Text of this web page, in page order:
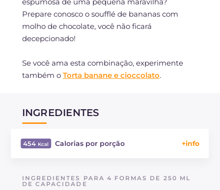
Prepare conosco o soufflé de bananas com
molho de chocolate, você não ficará
decepcionado!
Se você ama esta combinação, experimente
também o Torta banane e cioccolato.
INGREDIENTES
454 Calorias por porção
dos quais açúcares
INGREDIENTES PARA 4 FORMAS DE 250 ML
DE CAPACIDADE